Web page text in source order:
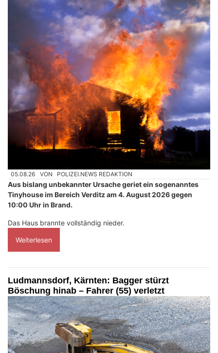
05.08.26 VON POLIZEI.NEWS REDAKTION
Aus bislang unbekannter Ursache geriet ein sogenanntes
Tinyhouse im Bereich Verditz am 4. August 2026 gegen
10:00 Uhr in Brand.
Das Haus brannte vollständig nieder.
Weiterlesen
Ludmannsdorf, Kärnten: Bagger stürzt
Böschung hinab – Fahrer (55) verletzt